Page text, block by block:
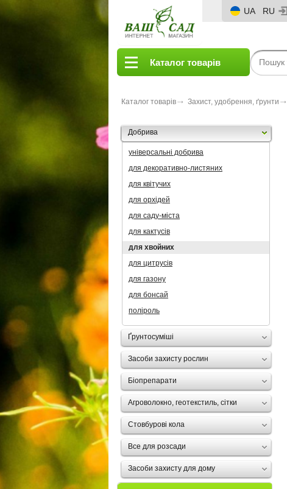
UA RU
Каталог товарів
Каталог товарів Захист, удобрення, ґрунти
Добрива
універсальні добрива
для декоративно-листяних
для квітучих
для орхідей
для саду-міста
для кактусів
для хвойних
для цитрусів
для газону
для бонсай
поліроль
Ґрунтосуміші
Засоби захисту рослин
Біопрепарати
Агроволокно, геотекстиль, сітки
Стовбурові кола
Все для розсади
Засоби захисту для дому